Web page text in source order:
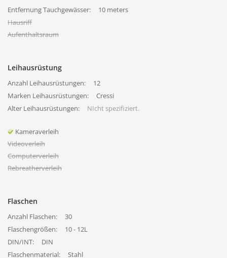
Entfernung Tauchgewässer:
10 meters
Hausriff
Aufenthaltsraum
Leihausrüstung
Anzahl Leihausrüstungen:
12
Marken Leihausrüstungen:
Cressi
Alter Leihausrüstungen:
NIcht spezifiziert.
Kameraverleih
Videoverleih
Computerverleih
Rebreatherverleih
Flaschen
Anzahl Flaschen:
30
Flaschengrößen:
10 - 12L
DIN/INT:
DIN
Flaschenmaterial:
Stahl